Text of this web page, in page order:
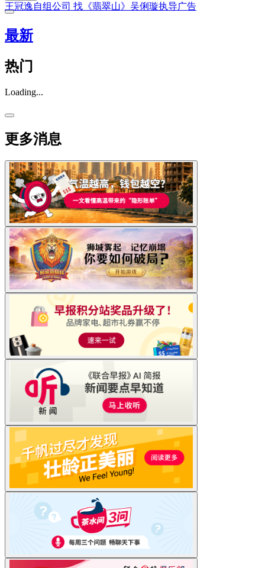
王冠逸自组公司 找《翡翠山》吴俐璇执导广告
最新
热门
Loading...
更多消息